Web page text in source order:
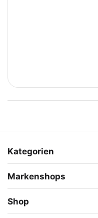
Kategorien
Markenshops
Shop